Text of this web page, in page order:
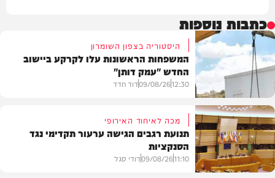
כתבות נוספות
בארץ
היסטוריה בצפון השומרון
המשפחות הראשונות עלו לקרקע ביישוב
החדש "עמק דותן"
12:30
09/08/26דוד חדד
מכה לאיחוד האירופי
תנועת רגבים הגישה ערעור תקדימי נגד
הסנקציות
11:10
09/08/26דודי סגל